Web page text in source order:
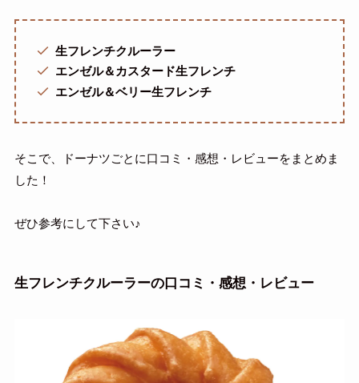
生フレンチクルーラー
エンゼル＆カスタード生フレンチ
エンゼル＆ベリー生フレンチ
そこで、ドーナツごとに口コミ・感想・レビューをまとめま
した！
ぜひ参考にして下さい♪
生フレンチクルーラーの口コミ・感想・レビュー